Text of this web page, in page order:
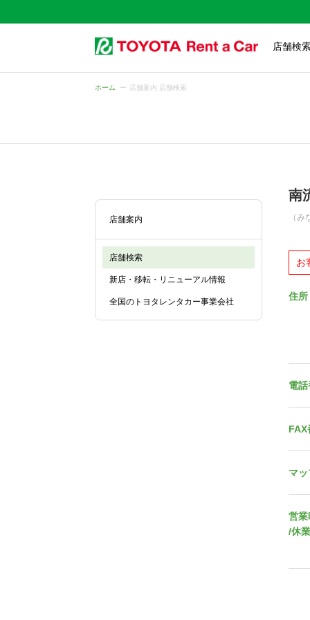
店舗検
ホーム 店舗案内 店舗検索
店舗案内
店舗検索
新店・移転・リニューアル情報
全国のトヨタレンタカー事業会社
南
（
お
住所
電
FAX
マ
営業
/休